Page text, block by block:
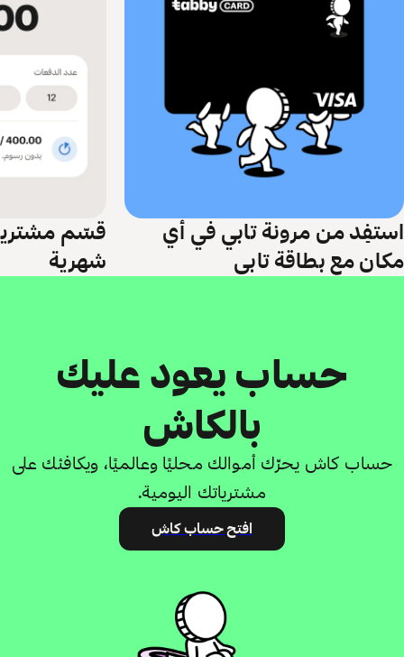
استفِد من مرونة تابي في أي
مكان مع بطاقة تابي
شهرية
حساب يعود عليك
بالكاش
حساب كاش يحرِّك أموالك محليًا وعالميًا، ويكافئك على
مشترياتك اليومية.
افتح حساب كاش